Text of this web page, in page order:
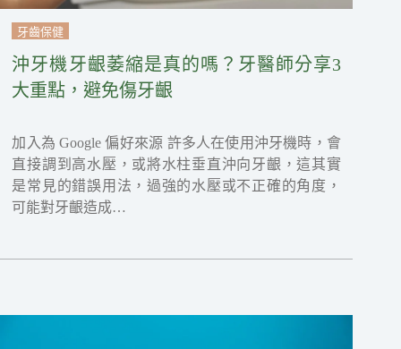
牙齒保健
沖牙機牙齦萎縮是真的嗎？牙醫師分享3
大重點，避免傷牙齦
加入為 Google 偏好來源 許多人在使用沖牙機時，會
直接調到高水壓，或將水柱垂直沖向牙齦，這其實
是常見的錯誤用法，過強的水壓或不正確的角度，
可能對牙齦造成…